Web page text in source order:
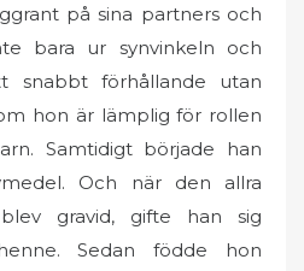
på sina partners och
bara ur synvinkeln och
snabbt förhållande utan
hon är lämplig för rollen
Samtidigt började han
Och när den allra
gravid, gifte han sig
Sedan födde hon